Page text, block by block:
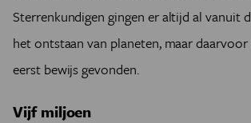
Sterrenkundigen gingen er altijd al vanuit
het ontstaan van planeten, maar
eerst bewijs gevonden.
Vijf miljoen